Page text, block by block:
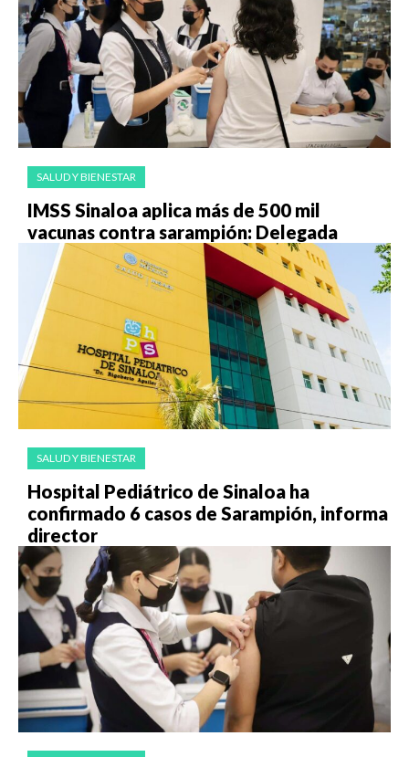
SALUD Y BIENESTAR
IMSS Sinaloa aplica más de 500 mil
vacunas contra sarampión: Delegada
SALUD Y BIENESTAR
Hospital Pediátrico de Sinaloa ha
confirmado 6 casos de Sarampión, informa
director